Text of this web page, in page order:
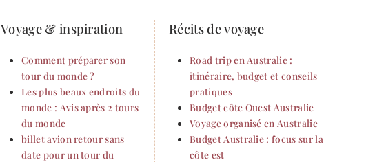
Voyage & inspiration
Comment préparer son
tour du monde ?
Les plus beaux endroits du
monde : Avis après 2 tours
du monde
billet avion retour sans
date pour un tour du
Récits de voyage
Road trip en Australie :
itinéraire, budget et conseils
pratiques
Budget côte Ouest Australie
Voyage organisé en Australie
Budget Australie : focus sur la
côte est